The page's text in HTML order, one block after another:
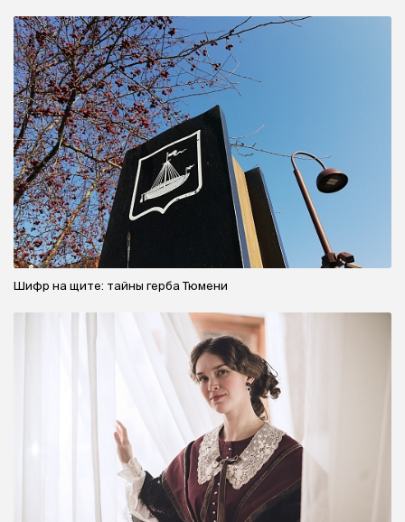
Шифр на щите: тайны герба Тюмени